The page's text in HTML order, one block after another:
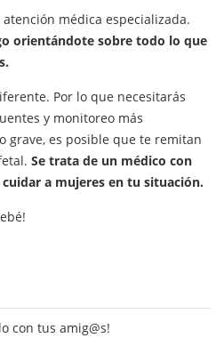
médica especializada.
orientándote sobre todo lo que
Por lo que necesitarás
y monitoreo más
grave, es posible que te remitan
Se trata de un médico con
a mujeres en tu situación.
con tus amig@s!